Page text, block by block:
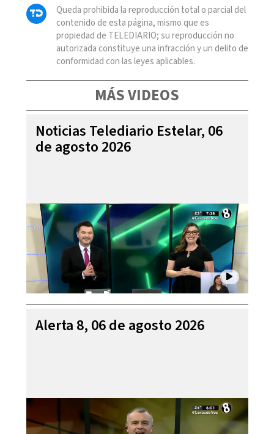
Queda prohibida la reproducción total o parcial del
contenido de esta página, mismo que es
propiedad de TELEDIARIO; su reproducción no
autorizada constituye una infracción y un delito de
conformidad con las leyes aplicables.
MÁS VIDEOS
Noticias Telediario Estelar, 06
de agosto 2026
Alerta 8, 06 de agosto 2026